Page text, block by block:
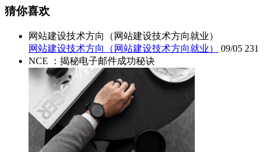
猜你喜欢
网站建设技术方向（网站建设技术方向就业）
网站建设技术方向（网站建设技术方向就业）
09/05 231
NCE ：揭秘电子邮件成功秘诀